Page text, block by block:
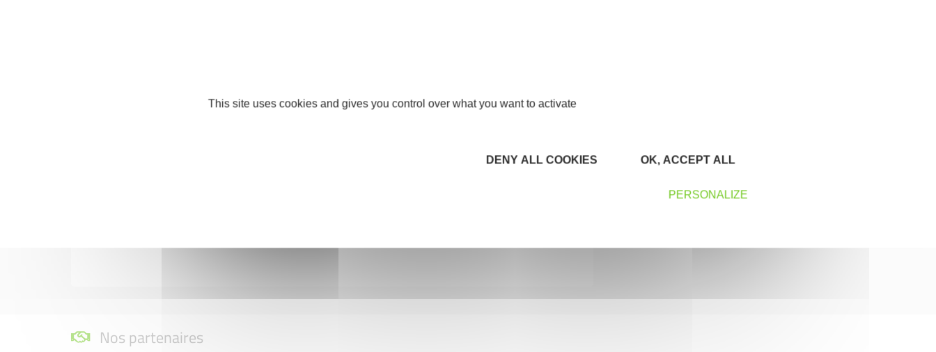
Nos partenaires
This site uses cookies and gives you control over what you want to activate
OK, ACCEPT ALL
DENY ALL COOKIES
PERSONALIZE